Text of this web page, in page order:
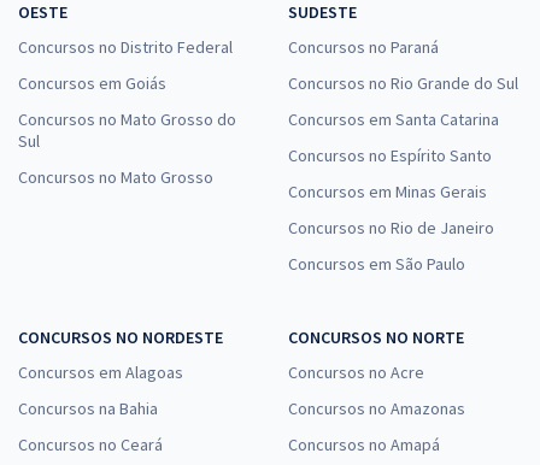
OESTE
Concursos no Distrito Federal
Concursos em Goiás
Concursos no Mato Grosso do
Sul
Concursos no Mato Grosso
SUDESTE
Concursos no Paraná
Concursos no Rio Grande do Sul
Concursos em Santa Catarina
Concursos no Espírito Santo
Concursos em Minas Gerais
Concursos no Rio de Janeiro
Concursos em São Paulo
CONCURSOS NO NORDESTE
Concursos em Alagoas
Concursos na Bahia
Concursos no Ceará
CONCURSOS NO NORTE
Concursos no Acre
Concursos no Amazonas
Concursos no Amapá